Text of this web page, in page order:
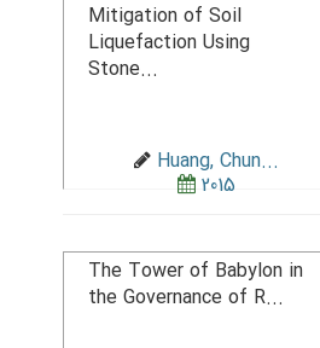
Mitigation of Soil
Liquefaction Using
Stone...
Huang, Chun...
2015
The Tower of Babylon in
the Governance of R...